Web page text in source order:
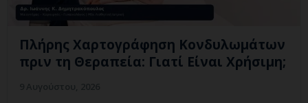
Πλήρης Χαρτογράφηση Κονδυλωμάτων
πριν τη Θεραπεία: Γιατί Είναι Χρήσιμη;